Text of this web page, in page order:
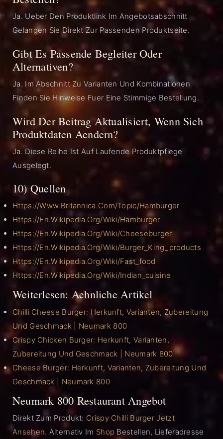
Ja. Ueber Den Produktlink Im Angebotsabschnitt
Gelangen Sie Direkt Zur Passenden Produktseite.
Gibt Es Passende Begleiter Oder
Alternativen?
Ja. Im Abschnitt Zu Varianten Und Kombinationen
Finden Sie Hinweise Fuer Eine Stimmige Bestellung.
Wird Der Beitrag Aktualisiert, Wenn Sich
Produktdaten Aendern?
Ja. Diese Reihe Ist Auf Laufende Produktpflege
Ausgelegt.
10) Quellen
Https://www.britannica.com/topic/hamburger
Https://en.wikipedia.org/wiki/Hamburger
Https://en.wikipedia.org/wiki/Cheeseburger
Https://en.wikipedia.org/wiki/Burger_King_products
Https://en.wikipedia.org/wiki/Fast_food
Https://en.wikipedia.org/wiki/Indian_cuisine
Weiterlesen: Aehnliche Artikel
Chilli Cheese Burger: Herkunft, Varianten, Zubereitung
Und Geschmack | Neumark 800
Crispy Chicken Burger: Herkunft, Varianten,
Zubereitung Und Geschmack | Neumark 800
Cheese Burger: Herkunft, Varianten, Zubereitung Und
Geschmack | Neumark 800
Neumark 800 Restaurant Angebot
Direkt Zum Produkt: Crispy Chilli Burger Jetzt
Ansehen. Alternativ Im Shop Bestellen, Lieferadresse